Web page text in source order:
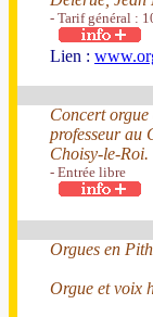
- Tarif général :
Lien :
Concert
professeur au
Choisy-le-Roi.
- Entrée libre
Orgues en
Orgue et voix